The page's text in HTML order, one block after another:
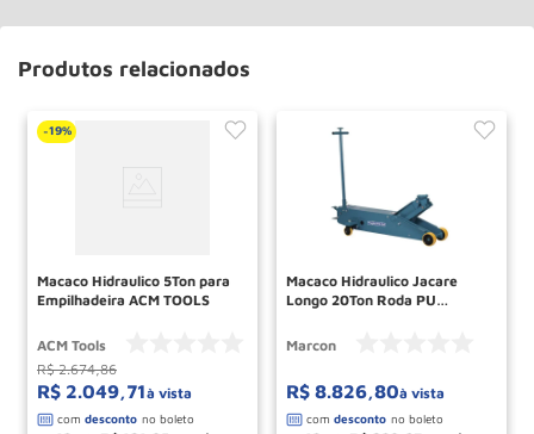
Produtos relacionados
-19%
Macaco Hidraulico 5Ton para
Empilhadeira ACM TOOLS
ACM Tools
R$ 2.674,86
R$ 2.049,71à vista
Macaco Hidraulico Jacare
Longo 20Ton Roda PU
Marcon
R$ 8.826,80à vista